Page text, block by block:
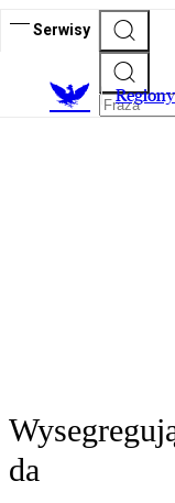
Serwisy
Regiony
da